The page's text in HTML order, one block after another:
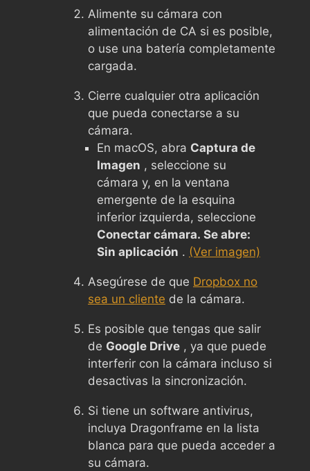
Alimente su cámara con
alimentación de CA si es posible,
o use una batería completamente
cargada.
Cierre cualquier otra aplicación
que pueda conectarse a su
cámara.
En macOS, abra Captura de
Imagen , seleccione su
cámara y, en la ventana
emergente de la esquina
inferior izquierda, seleccione
Conectar cámara. Se abre:
Sin aplicación . (Ver imagen)
Asegúrese de que Dropbox no
sea un cliente de la cámara.
Es posible que tengas que salir
de Google Drive , ya que puede
interferir con la cámara incluso si
desactivas la sincronización.
Si tiene un software antivirus,
incluya Dragonframe en la lista
blanca para que pueda acceder a
su cámara.